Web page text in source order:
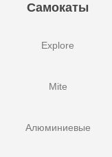
Самокаты
Explore
Mite
Алюминиевые